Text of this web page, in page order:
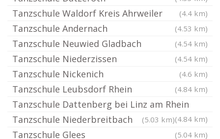
Tanzschule Waldorf Kreis Ahrweiler (4.4 km)
Tanzschule Andernach (4.53 km)
Tanzschule Neuwied Gladbach (4.54 km)
Tanzschule Niederzissen (4.54 km)
Tanzschule Nickenich (4.6 km)
Tanzschule Leubsdorf Rhein (4.84 km)
Tanzschule Dattenberg bei Linz am Rhein
(4.84 km)
Tanzschule Niederbreitbach (5.03 km)
Tanzschule Glees (5.04 km)